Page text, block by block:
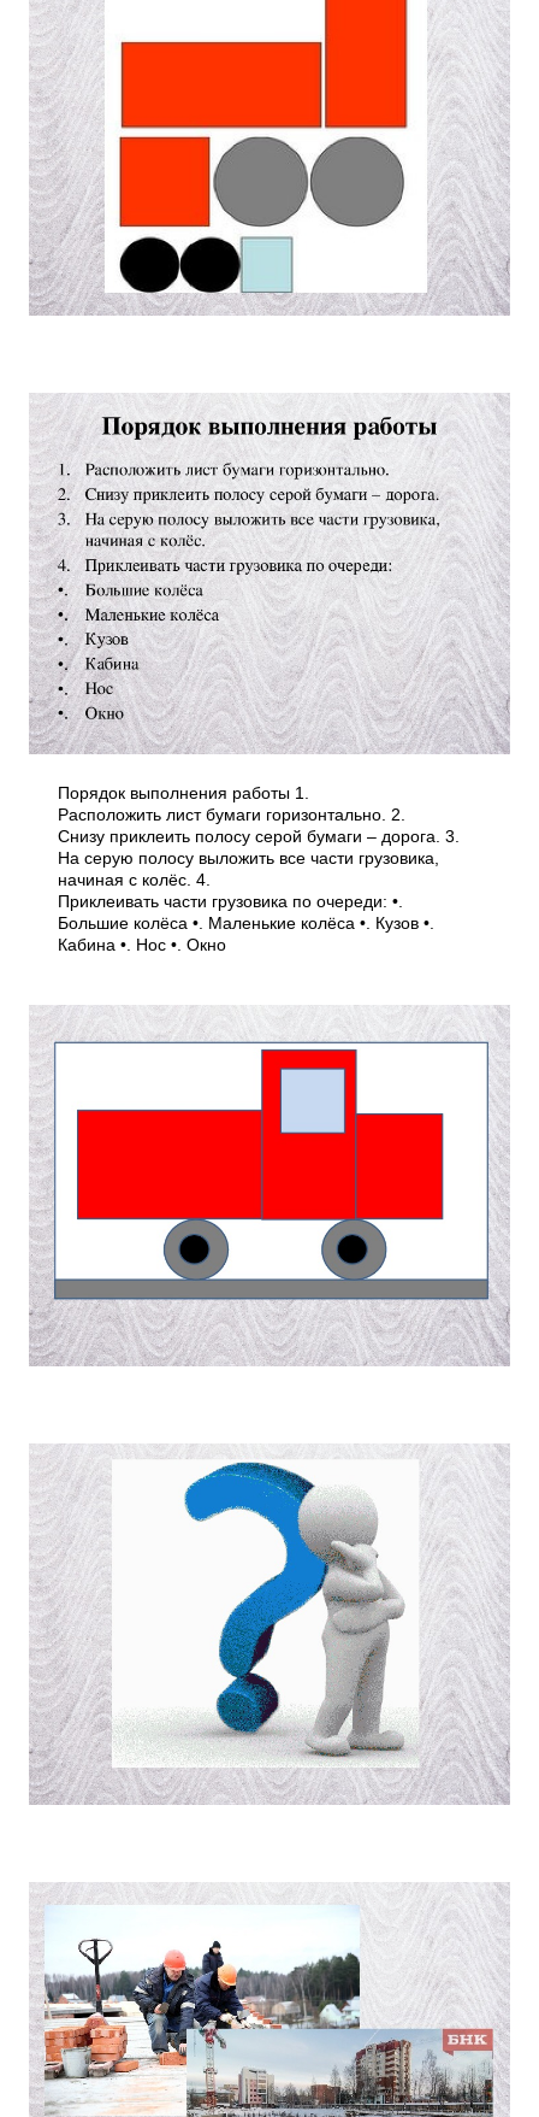
Порядок выполнения работы 1.
Расположить лист бумаги горизонтально. 2.
Снизу приклеить полосу серой бумаги – дорога. 3.
На серую полосу выложить все части грузовика,
начиная с колёс. 4.
Приклеивать части грузовика по очереди: •.
Большие колёса •. Маленькие колёса •. Кузов •.
Кабина •. Нос •. Окно